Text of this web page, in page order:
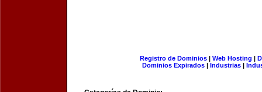
Registro de Dominios| Web Hosting |
Dominios Expirados | Industrias |